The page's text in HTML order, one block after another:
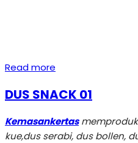
Read more
DUS SNACK 01
Kemasankertas
kue,dus serabi, dus bollen,